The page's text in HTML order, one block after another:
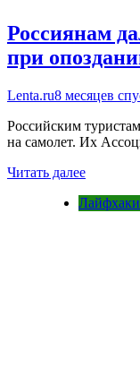
Россиянам
при
Lenta.ru8 месяцев
Российским
на самолет. Их
Читать далее
Лайфхаки